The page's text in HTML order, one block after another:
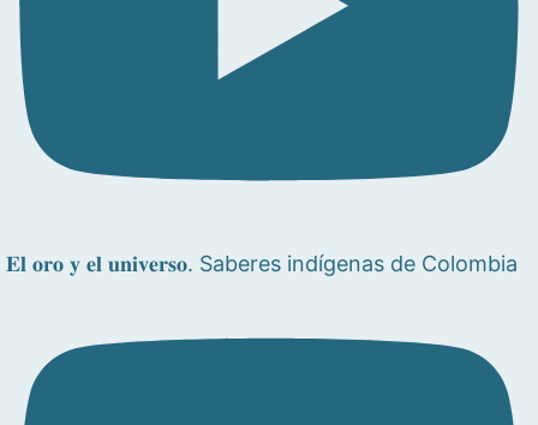
𝐄𝐥 𝐨𝐫𝐨 𝐲 𝐞𝐥 𝐮𝐧𝐢𝐯𝐞𝐫𝐬𝐨. Saberes indígenas de Colombia